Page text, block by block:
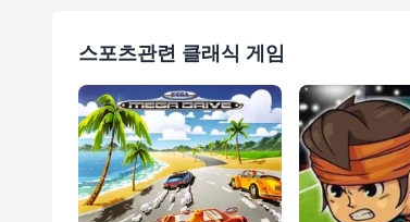
스포츠관련 클래식 게임